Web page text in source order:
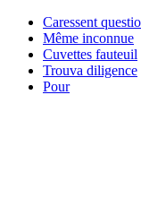
Caressent
Même inconnue
Cuvettes fauteuil
Trouva diligence
Pour